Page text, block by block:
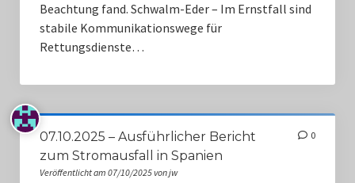
Beachtung fand. Schwalm-Eder – Im Ernstfall sind
stabile Kommunikationswege für
Rettungsdienste…
07.10.2025 – Ausführlicher Bericht
zum Stromausfall in Spanien
Veröffentlicht am 07/10/2025 von jw
0